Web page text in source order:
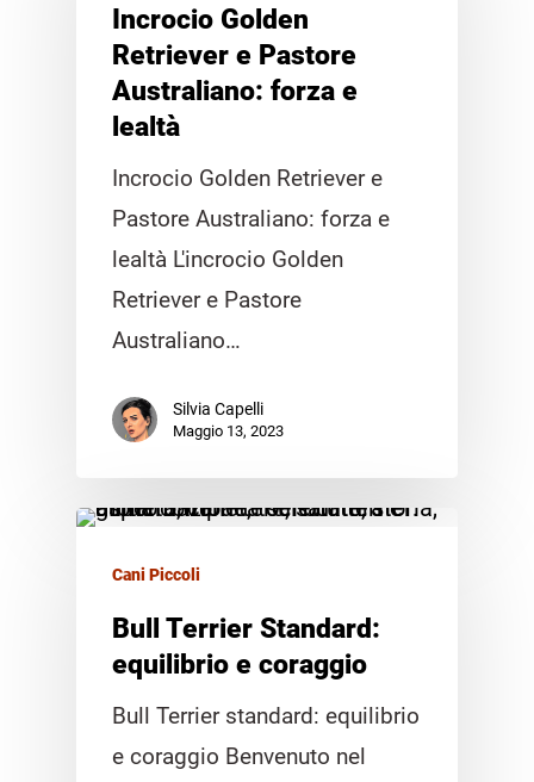
Incrocio Golden
Retriever e Pastore
Australiano: forza e
lealtà
Incrocio Golden Retriever e
Pastore Australiano: forza e
lealtà L'incrocio Golden
Retriever e Pastore
Australiano…
Silvia Capelli
Maggio 13, 2023
Cani Piccoli
Bull Terrier Standard:
equilibrio e coraggio
Bull Terrier standard: equilibrio
e coraggio Benvenuto nel